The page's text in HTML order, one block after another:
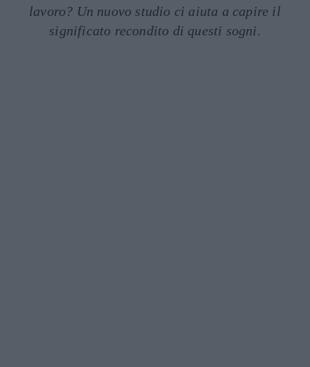
lavoro? Un nuovo studio ci aiuta a capire il
significato recondito di questi sogni.